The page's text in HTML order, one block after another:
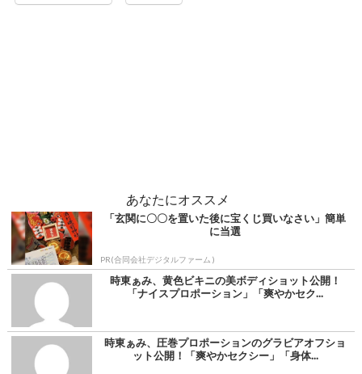
あなたにオススメ
「玄関に〇〇を置いた後に宝くじ買いなさい」簡単
に当選
PR(合同会社デジタルファーム )
時東ぁみ、黄色ビキニの美ボディショット公開！
「ナイスプロポーション」「爽やかセク...
時東ぁみ、圧巻プロポーションのグラビアオフショ
ット公開！「爽やかセクシー」「身体...